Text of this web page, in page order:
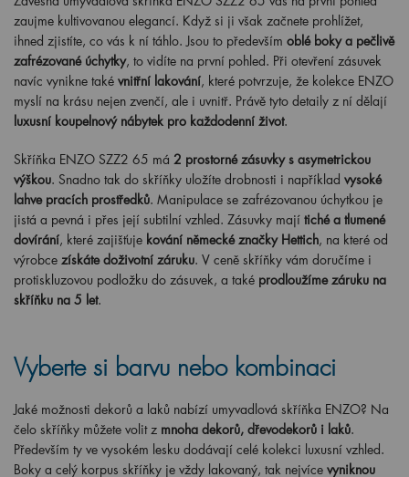
zaujme kultivovanou elegancí. Když si ji však začnete prohlížet,
ihned zjistíte, co vás k ní táhlo. Jsou to především oblé boky a pečlivě
zafrézované úchytky, to vidíte na první pohled. Při otevření zásuvek
navíc vynikne také vnitřní lakování, které potvrzuje, že kolekce ENZO
myslí na krásu nejen zvenčí, ale i uvnitř. Právě tyto detaily z ní dělají
luxusní koupelnový nábytek pro každodenní život.
Skříňka ENZO SZZ2 65 má 2 prostorné zásuvky s asymetrickou
výškou. Snadno tak do skříňky uložíte drobnosti i například vysoké
lahve pracích prostředků. Manipulace se zafrézovanou úchytkou je
jistá a pevná i přes její subtilní vzhled. Zásuvky mají tiché a tlumené
dovírání, které zajišťuje kování německé značky Hettich, na které od
výrobce získáte doživotní záruku. V ceně skříňky vám doručíme i
protiskluzovou podložku do zásuvek, a také prodloužíme záruku na
skříňku na 5 let.
Vyberte si barvu nebo kombinaci
Jaké možnosti dekorů a laků nabízí umyvadlová skříňka ENZO? Na
čelo skříňky můžete volit z mnoha dekorů, dřevodekorů i laků.
Především ty ve vysokém lesku dodávají celé kolekci luxusní vzhled.
Boky a celý korpus skříňky je vždy lakovaný, tak nejvíce vyniknou